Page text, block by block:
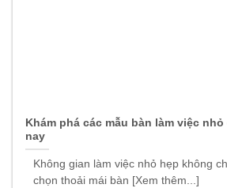
Khám phá các mẫu bàn làm việc
nay
Không gian làm việc nhỏ hẹp không
chọn thoải mái bàn [Xem thêm...]